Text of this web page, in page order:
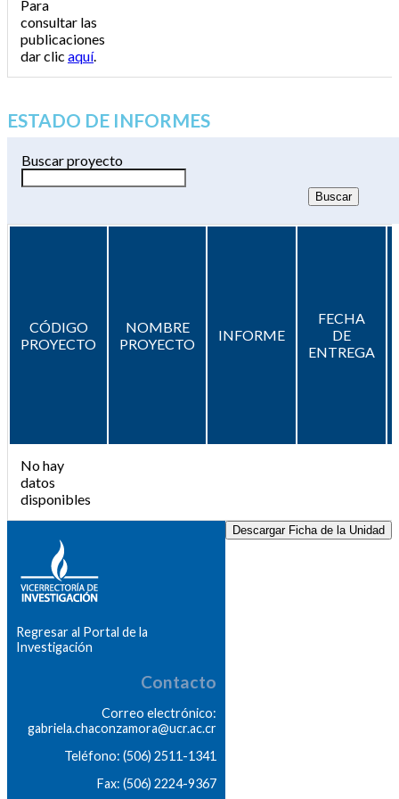
Para
consultar las
publicaciones
dar clic aquí.
ESTADO DE INFORMES
Buscar proyecto
CÓDIGO
PROYECTO
NOMBRE
PROYECTO
INFORME
FECHA
DE
ENTREGA
No hay
datos
disponibles
Descargar Ficha de la Unidad
Regresar al Portal de la
Investigación
Contacto
Correo electrónico:
gabriela.chaconzamora@ucr.ac.cr
Teléfono: (506) 2511-1341
Fax: (506) 2224-9367